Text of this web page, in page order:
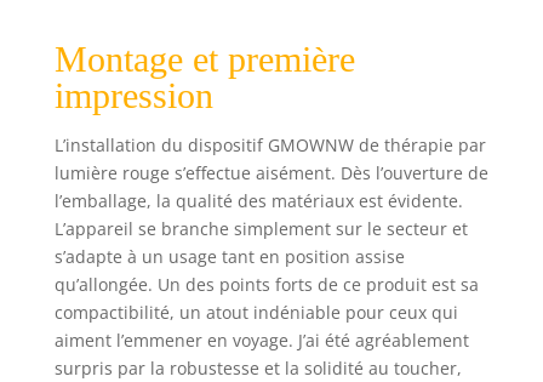
GMOWNW 3 en 1
améliorées.
visible), elle peut
pénétrer
l'épiderme de la
peau, favoriser le
métabolisme
cellulaire, réparer
la peau
endommagée,
lumière infrarouge
Montage et première
impression
L’installation du dispositif GMOWNW de thérapie par
lumière rouge s’effectue aisément. Dès l’ouverture de
l’emballage, la qualité des matériaux est évidente.
L’appareil se branche simplement sur le secteur et
s’adapte à un usage tant en position assise
qu’allongée. Un des points forts de ce produit est sa
compactibilité, un atout indéniable pour ceux qui
aiment l’emmener en voyage. J’ai été agréablement
surpris par la robustesse et la solidité au toucher,